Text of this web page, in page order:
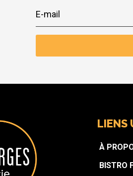
LIENS
À
BISTRO